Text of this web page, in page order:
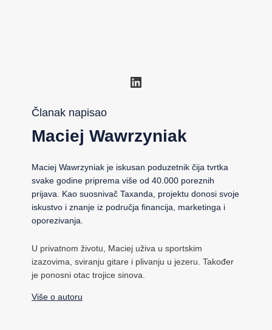
LinkedIn
Članak napisao
Maciej Wawrzyniak
Maciej Wawrzyniak je iskusan poduzetnik čija tvrtka
svake godine priprema više od 40.000 poreznih
prijava. Kao suosnivač Taxanda, projektu donosi svoje
iskustvo i znanje iz područja financija, marketinga i
oporezivanja.
U privatnom životu, Maciej uživa u sportskim
izazovima, sviranju gitare i plivanju u jezeru. Također
je ponosni otac trojice sinova.
Više o autoru